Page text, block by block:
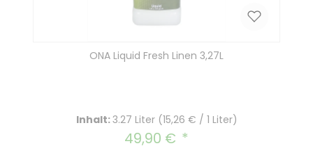
ONA Liquid Fresh Linen 3,27L
Inhalt:3.27 Liter (15,26 € / 1 Liter)
Regulärer Preis:
49,90 €